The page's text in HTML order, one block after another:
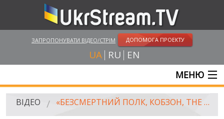
ЗАПРОПОНУВАТИ ВІДЕО/СТРІМ ДОПОМОГА ПРОЕКТУ
UA RU EN
МЕНЮ
ГОЛОВНА
ВІДЕО «БЕЗСМЕРТНИЙ ПОЛК, КОБЗОН, THE PRODIGY». HROMADSKE.DOC